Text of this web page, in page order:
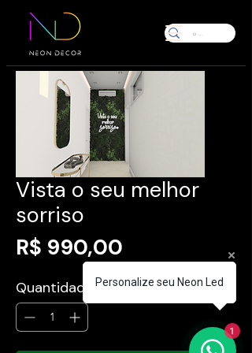
Vista o seu melhor
sorriso
R$ 990,00
Quantidade *
Personalize seu Neon Led
1